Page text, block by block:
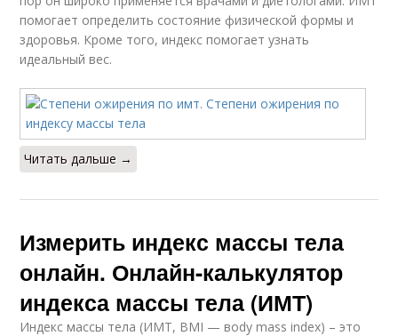
помогает определить состояние физической формы и
здоровья. Кроме того, индекс помогает узнать
идеальный вес.
Читать дальше →
Измерить индекс массы тела
онлайн. Онлайн-калькулятор
индекса массы тела (ИМТ)
Индекс массы тела (ИМТ, BMI — вody mass index) – это